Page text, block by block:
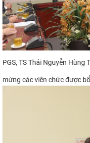
PGS, TS Thái Nguyễn Hùng
mừng các viên chức được